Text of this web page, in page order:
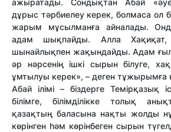
ажы­ратады. Сондықтан Абай
дұрыс тәрбиелеу керек, болмаса ол
жарым мұсылманға ай­налады.
адам шық­пайды. Алла
шынайлықпен жақындайды. Адам
әр нәрсенің ішкі сы­рын білуге,
ұмтылуы керек», – деген тұжырымға
Абай ілімі – біздерге Темірқазық
білімге, білімділікке толық
қазақтың баласына нақты жолды
көрін­ген һәм көрінбеген сырын